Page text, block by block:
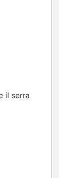
il serra